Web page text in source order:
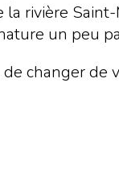
rivière
un peu
changer de